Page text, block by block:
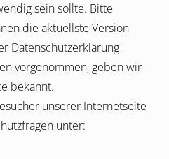
sein sollte. Bitte
die aktuellste Version
Datenschutzerklärung
vorgenommen, geben wir
bekannt.
unserer Internetseite
unter: